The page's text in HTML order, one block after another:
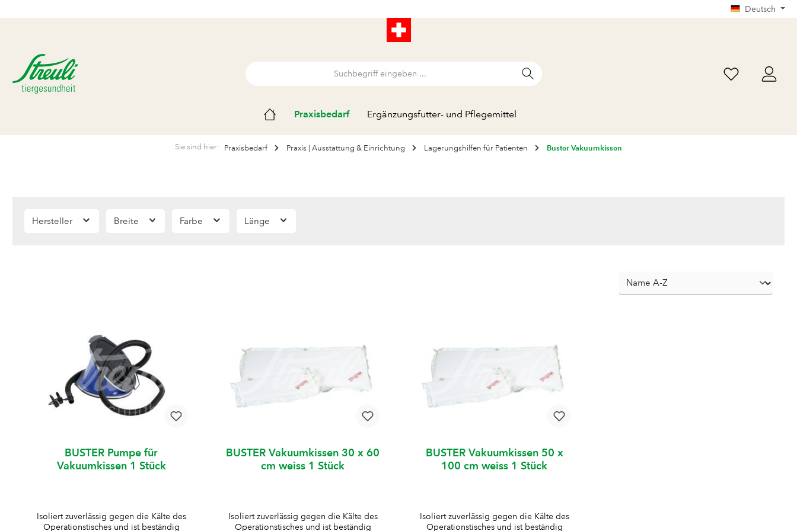
Deutsch
Praxisbedarf Ergänzungsfutter- und Pflegemittel
Sie sind hier: Praxisbedarf Praxis | Ausstattung & Einrichtung Lagerungshilfen für Patienten Buster Vakuumkissen
Hersteller Breite Farbe Länge
BUSTER Pumpe für
Vakuumkissen 1 Stück
Isoliert zuverlässig gegen die Kälte des
Operationstisches und ist beständig
BUSTER Vakuumkissen 30 x 60
cm weiss 1 Stück
Isoliert zuverlässig gegen die Kälte des
Operationstisches und ist beständig
BUSTER Vakuumkissen 50 x
100 cm weiss 1 Stück
Isoliert zuverlässig gegen die Kälte des
Operationstisches und ist beständig